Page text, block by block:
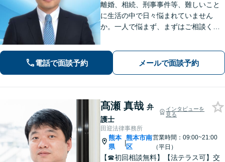
離婚、相続、刑事事件等、難しいこと
に生活の中で日々悩まれていません
か。一人で悩まず、まずはご相談くだ
か、解決できるとしてどういった解決
策があるかご提案します。
電話で面談予約 メールで面談予約
髙瀬 真哉 弁
護士
インタビューを
見る
田迎法律事務所
熊本
県
|
熊本市南
区
営業時間：09:00~21:00
（平日）
【☎︎初回相談無料】【法テラス可】交